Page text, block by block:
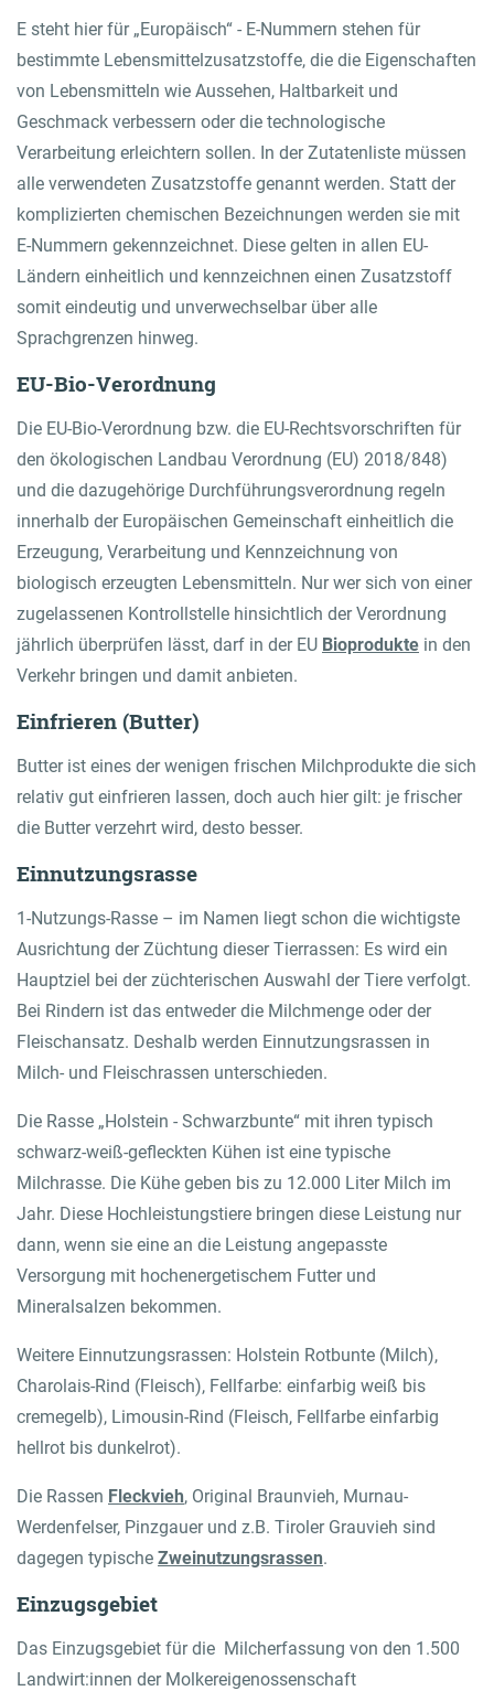
E steht hier für „Europäisch“ - E-Nummern stehen für
bestimmte Lebensmittelzusatzstoffe, die die Eigenschaften
von Lebensmitteln wie Aussehen, Haltbarkeit und
Geschmack verbessern oder die technologische
Verarbeitung erleichtern sollen. In der Zutatenliste müssen
alle verwendeten Zusatzstoffe genannt werden. Statt der
komplizierten chemischen Bezeichnungen werden sie mit
E-Nummern gekennzeichnet. Diese gelten in allen EU-
Ländern einheitlich und kennzeichnen einen Zusatzstoff
somit eindeutig und unverwechselbar über alle
Sprachgrenzen hinweg.
EU-Bio-Verordnung
Die EU-Bio-Verordnung bzw. die EU-Rechtsvorschriften für
den ökologischen Landbau Verordnung (EU) 2018/848)
und die dazugehörige Durchführungsverordnung regeln
innerhalb der Europäischen Gemeinschaft einheitlich die
Erzeugung, Verarbeitung und Kennzeichnung von
biologisch erzeugten Lebensmitteln. Nur wer sich von einer
zugelassenen Kontrollstelle hinsichtlich der Verordnung
jährlich überprüfen lässt, darf in der EU Bioprodukte in den
Verkehr bringen und damit anbieten.
Einfrieren (Butter)
Butter ist eines der wenigen frischen Milchprodukte die sich
relativ gut einfrieren lassen, doch auch hier gilt: je frischer
die Butter verzehrt wird, desto besser.
Einnutzungsrasse
1-Nutzungs-Rasse – im Namen liegt schon die wichtigste
Ausrichtung der Züchtung dieser Tierrassen: Es wird ein
Hauptziel bei der züchterischen Auswahl der Tiere verfolgt.
Bei Rindern ist das entweder die Milchmenge oder der
Fleischansatz. Deshalb werden Einnutzungsrassen in
Milch- und Fleischrassen unterschieden.
Die Rasse „Holstein - Schwarzbunte“ mit ihren typisch
schwarz-weiß-gefleckten Kühen ist eine typische
Milchrasse. Die Kühe geben bis zu 12.000 Liter Milch im
Jahr. Diese Hochleistungstiere bringen diese Leistung nur
dann, wenn sie eine an die Leistung angepasste
Versorgung mit hochenergetischem Futter und
Mineralsalzen bekommen.
Weitere Einnutzungsrassen: Holstein Rotbunte (Milch),
Charolais-Rind (Fleisch), Fellfarbe: einfarbig weiß bis
cremegelb), Limousin-Rind (Fleisch, Fellfarbe einfarbig
hellrot bis dunkelrot).
Die Rassen Fleckvieh, Original Braunvieh, Murnau-
Werdenfelser, Pinzgauer und z.B. Tiroler Grauvieh sind
dagegen typische Zweinutzungsrassen.
Einzugsgebiet
Das Einzugsgebiet für die Milcherfassung von den 1.500
Landwirt:innen der Molkereigenossenschaft